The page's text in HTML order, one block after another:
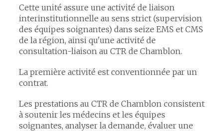
Cette unité assure une activité de liaison
interinstitutionnelle au sens strict (supervision
des équipes soignantes) dans seize EMS et CMS
de la région, ainsi qu'une activité de
consultation-liaison au CTR de Chamblon.
La première activité est conventionnée par un
contrat.
Les prestations au CTR de Chamblon consistent
à soutenir les médecins et les équipes
soignantes, analyser la demande, évaluer une